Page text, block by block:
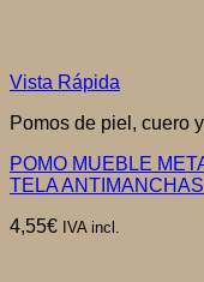
Vista Rápida
Pomos de piel, cuero
POMO MUEBLE
TELA
4,55€ IVA incl.